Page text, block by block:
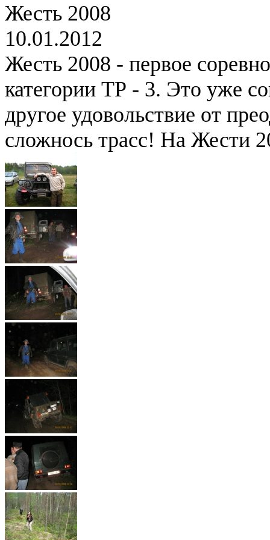
Жесть 2008
10.01.2012
Жесть 2008 - первое
категории ТР - 3. Это уже
другое удовольствие от
сложнось трасс! На Жести